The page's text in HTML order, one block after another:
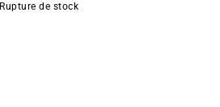
Rupture de stock